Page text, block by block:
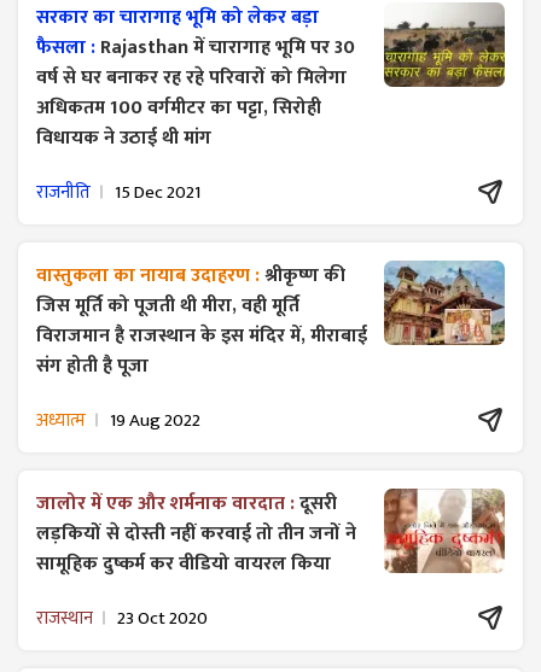
सरकार का चारागाह भूमि को लेकर बड़ा
फैसला :Rajasthan में चारागाह भूमि पर 30
वर्ष से घर बनाकर रह रहे परिवारों को मिलेगा
अधिकतम 100 वर्गमीटर का पट्टा, सिरोही
विधायक ने उठाई थी मांग
राजनीति 15 Dec 2021
वास्तुकला का नायाब उदाहरण :श्रीकृष्ण की
जिस मूर्ति को पूजती थी मीरा, वही मूर्ति
विराजमान है राजस्थान के इस मंदिर में, मीराबाई
संग होती है पूजा
अध्यात्म 19 Aug 2022
जालोर में एक और शर्मनाक वारदात :दूसरी
लड़कियों से दोस्ती नहीं करवाई तो तीन जनों ने
सामूहिक दुष्कर्म कर वीडियो वायरल किया
राजस्थान 23 Oct 2020